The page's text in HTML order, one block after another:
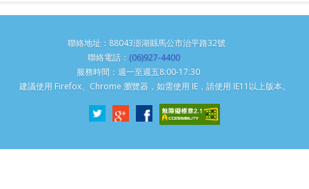
聯絡地址：88043澎湖縣馬公市治平路32號
聯絡電話： (06)927-4400
服務時間：週一至週五8:00-17:30
建議使用 Firefox、Chrome 瀏覽器，如需使用 IE，請使用 IE11以上版本。